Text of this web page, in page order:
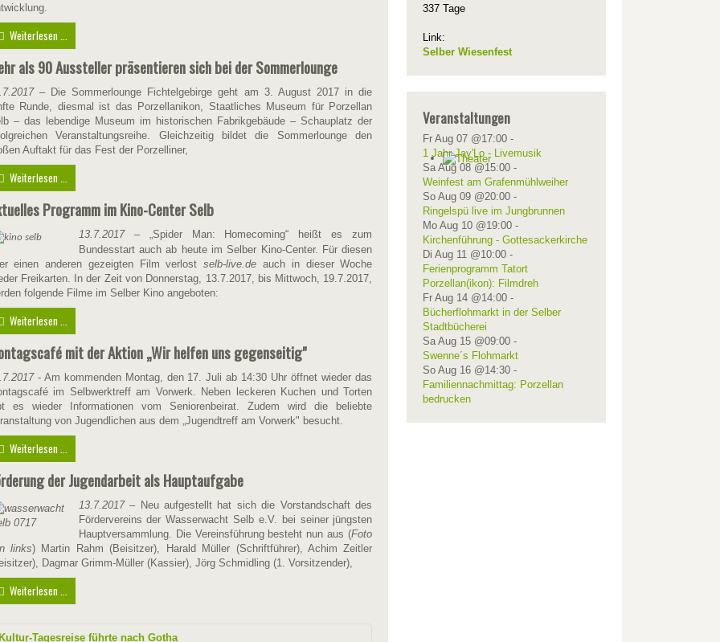
Weiterlesen ...
als 90 Aussteller präsentieren sich bei der Sommerlounge
– Die Sommerlounge Fichtelgebirge geht am 3. August 2017 in die
Runde, diesmal ist das Porzellanikon, Staatliches Museum für Porzellan
– das lebendige Museum im historischen Fabrikgebäude – Schauplatz der
Veranstaltungsreihe. Gleichzeitig bildet die Sommerlounge den
Auftakt für das Fest der Porzelliner,
Weiterlesen ...
Programm im Kino-Center Selb
13.7.2017– „Spider Man: Homecoming“ heißt es zum
Bundesstart auch ab heute im Selber Kino-Center. Für diesen
einen anderen gezeigten Film verlostselb-live.de auch in dieser Woche
Freikarten. In der Zeit von Donnerstag, 13.7.2017, bis Mittwoch, 19.7.2017,
folgende Filme im Selber Kino angeboten:
Weiterlesen ...
mit der Aktion „Wir helfen uns gegenseitig"
- Am kommenden Montag, den 17. Juli ab 14:30 Uhr öffnet wieder das
im Selbwerktreff am Vorwerk. Neben leckeren Kuchen und Torten
es wieder Informationen vom Seniorenbeirat. Zudem wird die beliebte
von Jugendlichen aus dem „Jugendtreff am Vorwerk" besucht.
Weiterlesen ...
der Jugendarbeit als Hauptaufgabe
13.7.2017– Neu aufgestellt hat sich die Vorstandschaft des
Fördervereins der Wasserwacht Selb e.V. bei seiner jüngsten
Hauptversammlung. Die Vereinsführung besteht nun aus (Foto
links) Martin Rahm (Beisitzer), Harald Müller (Schriftführer), Achim Zeitler
Dagmar Grimm-Müller (Kassier), Jörg Schmidling (1. Vorsitzender),
Weiterlesen ...
Kultur-Tagesreise führte nach Gotha
337 Tage
Link:
Selber Wiesenfest
Veranstaltungen
Fr Aug 07 @17:00-
1 Jahr Jay'Lo - Livemusik
Sa Aug 08 @15:00-
Weinfest am Grafenmühlweiher
So Aug 09 @20:00-
Ringelspü live im Jungbrunnen
Mo Aug 10 @19:00-
Kirchenführung - Gottesackerkirche
Di Aug 11 @10:00-
Ferienprogramm Tatort
Porzellan(ikon): Filmdreh
Fr Aug 14 @14:00-
Bücherflohmarkt in der Selber
Stadtbücherei
Sa Aug 15 @09:00-
Swenne´s Flohmarkt
So Aug 16 @14:30-
Familiennachmittag: Porzellan
bedrucken